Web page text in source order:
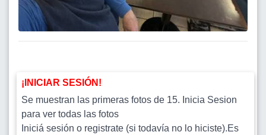
¡INICIAR SESIÓN!
Se muestran las primeras fotos de 15. Inicia Sesion
para ver todas las fotos
Iniciá sesión o registrate (si todavía no lo hiciste).Es